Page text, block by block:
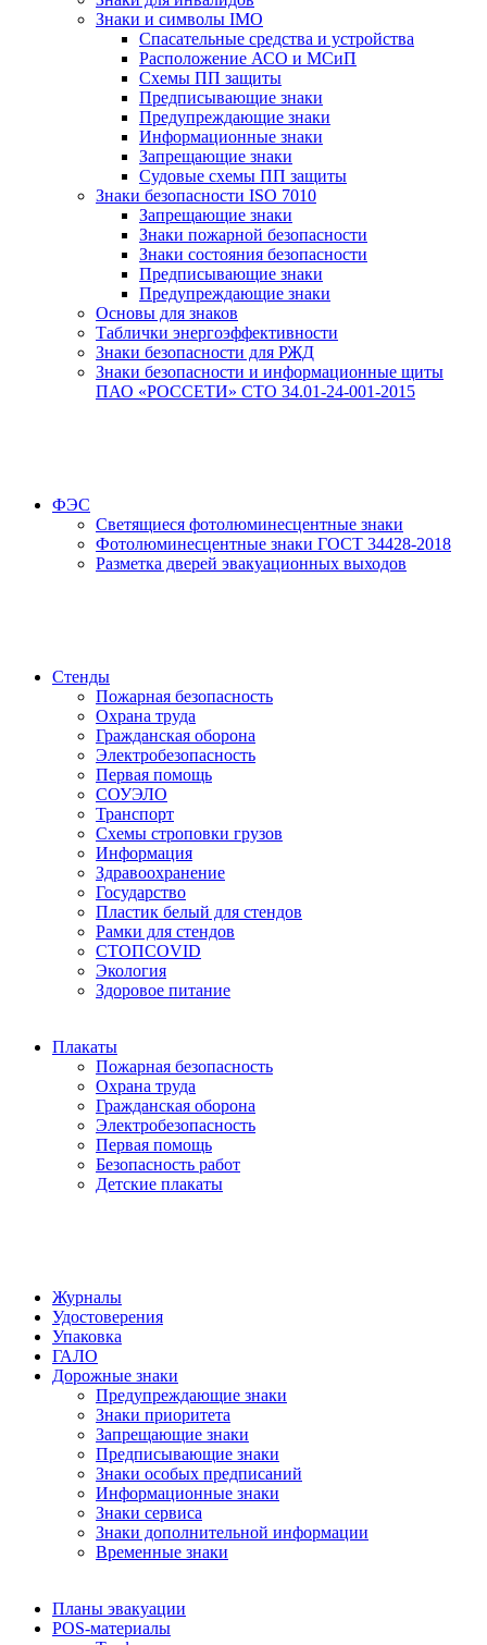
Знаки и символы IMO
Спасательные средства и устройства
Расположение АСО и МСиП
Схемы ПП защиты
Предписывающие знаки
Предупреждающие знаки
Информационные знаки
Запрещающие знаки
Судовые схемы ПП защиты
Знаки безопасности ISO 7010
Запрещающие знаки
Знаки пожарной безопасности
Знаки состояния безопасности
Предписывающие знаки
Предупреждающие знаки
Основы для знаков
Таблички энергоэффективности
Знаки безопасности для РЖД
Знаки безопасности и информационные щиты
ПАО «РОССЕТИ» СТО 34.01-24-001-2015
ФЭС
Светящиеся фотолюминесцентные знаки
Фотолюминесцентные знаки ГОСТ 34428-2018
Разметка дверей эвакуационных выходов
Стенды
Пожарная безопасность
Охрана труда
Гражданская оборона
Электробезопасность
Первая помощь
СОУЭЛО
Транспорт
Схемы строповки грузов
Информация
Здравоохранение
Государство
Пластик белый для стендов
Рамки для стендов
СТОПCOVID
Экология
Здоровое питание
Плакаты
Пожарная безопасность
Охрана труда
Гражданская оборона
Электробезопасность
Первая помощь
Безопасность работ
Детские плакаты
Журналы
Удостоверения
Упаковка
ГАЛО
Дорожные знаки
Предупреждающие знаки
Знаки приоритета
Запрещающие знаки
Предписывающие знаки
Знаки особых предписаний
Информационные знаки
Знаки сервиса
Знаки дополнительной информации
Временные знаки
Планы эвакуации
POS-материалы